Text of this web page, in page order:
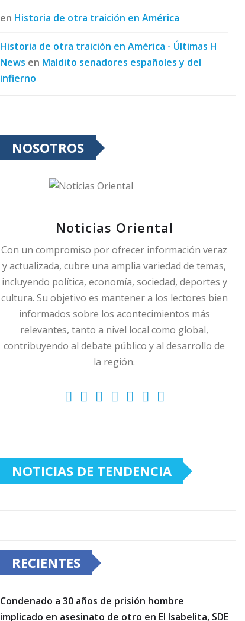
en Historia de otra traición en América
Historia de otra traición en América - Últimas H
News en Maldito senadores españoles y del
infierno
NOSOTROS
Noticias Oriental
Con un compromiso por ofrecer información veraz
y actualizada, cubre una amplia variedad de temas,
incluyendo política, economía, sociedad, deportes y
cultura. Su objetivo es mantener a los lectores bien
informados sobre los acontecimientos más
relevantes, tanto a nivel local como global,
contribuyendo al debate público y al desarrollo de
la región.
NOTICIAS DE TENDENCIA
RECIENTES
Condenado a 30 años de prisión hombre
implicado en asesinato de otro en El Isabelita, SDE